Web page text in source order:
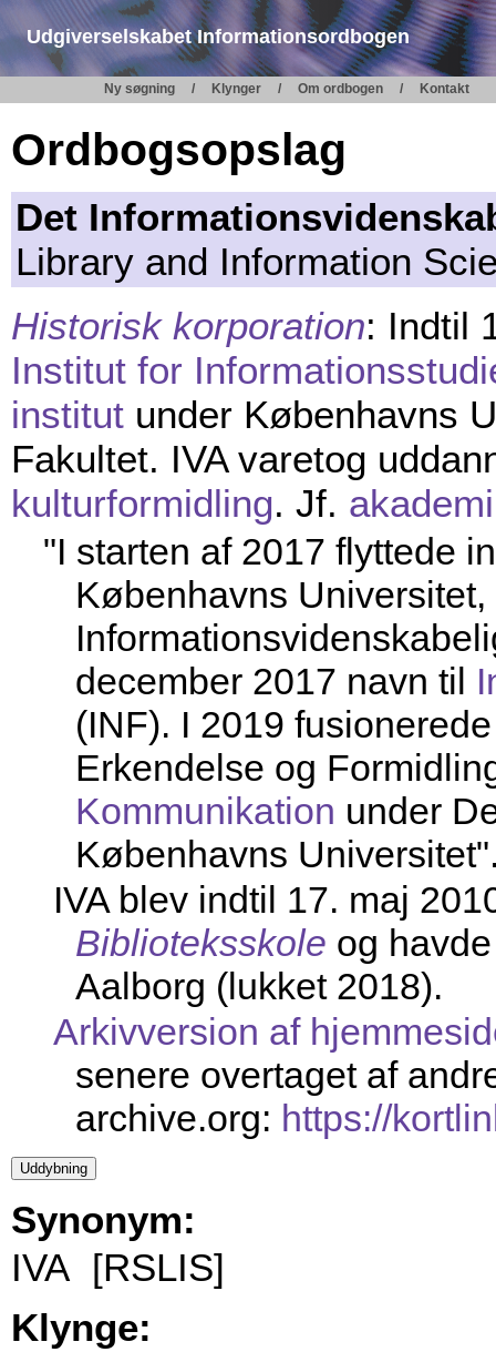
Udgiverselskabet Informationsordbogen
Ny søgning Klynger Om ordbogen Kontakt
Ordbogsopslag
Det
Library and Information
Historisk korporation: Indtil
Institut for
institut under Københavns
Fakultet. IVA varetog
kulturformidling. Jf. akademi
"I starten af 2017 flyttede
Københavns
december 2017 navn til
(INF). I 2019
Erkendelse og
Kommunikation under
Københavns
IVA blev indtil 17. maj
Biblioteksskole og
Aalborg (lukket 2018).
Arkivversion af
senere overtaget af
archive.org: https://
Synonym:
IVA [RSLIS]
Klynge: